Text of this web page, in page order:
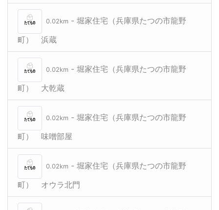
0.02km - 堀家住宅（兵庫県たつの市龍野
町） 浜蔵
0.02km - 堀家住宅（兵庫県たつの市龍野
町） 大乾蔵
0.02km - 堀家住宅（兵庫県たつの市龍野
町） 味噌部屋
0.02km - 堀家住宅（兵庫県たつの市龍野
町） オウラ北門